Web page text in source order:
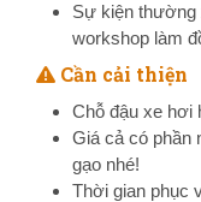
Sự kiện thường
workshop làm
Cần cải thiện
Chỗ đậu xe hơi
Giá cả có phần
gạo nhé!
Thời gian phục